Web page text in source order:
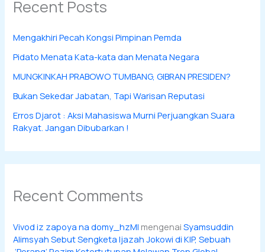
Recent Posts
Mengakhiri Pecah Kongsi Pimpinan Pemda
Pidato Menata Kata-kata dan Menata Negara
MUNGKINKAH PRABOWO TUMBANG, GIBRAN PRESIDEN?
Bukan Sekedar Jabatan, Tapi Warisan Reputasi
Erros Djarot : Aksi Mahasiswa Murni Perjuangkan Suara
Rakyat. Jangan Dibubarkan !
Recent Comments
Vivod iz zapoya na domy_hzMl mengenaiSyamsuddin
Alimsyah Sebut Sengketa Ijazah Jokowi di KIP, Sebuah